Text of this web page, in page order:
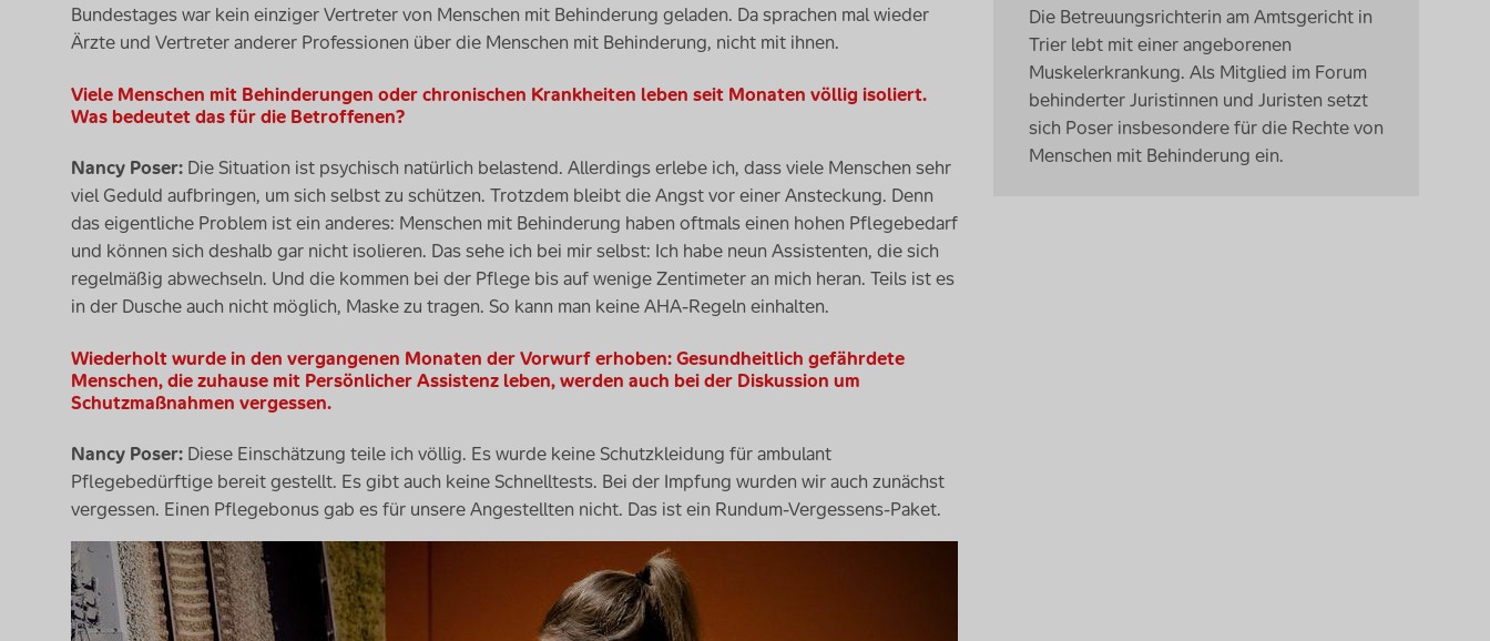
Bundestages war kein einziger Vertreter von Menschen mit Behinderung geladen. Da sprachen mal wieder
Ärzte und Vertreter anderer Professionen über die Menschen mit Behinderung, nicht mit ihnen.
Viele Menschen mit Behinderungen oder chronischen Krankheiten leben seit Monaten völlig isoliert.
Was bedeutet das für die Betroffenen?
Nancy Poser: Die Situation ist psychisch natürlich belastend. Allerdings erlebe ich, dass viele Menschen sehr
viel Geduld aufbringen, um sich selbst zu schützen. Trotzdem bleibt die Angst vor einer Ansteckung. Denn
das eigentliche Problem ist ein anderes: Menschen mit Behinderung haben oftmals einen hohen Pflegebedarf
und können sich deshalb gar nicht isolieren. Das sehe ich bei mir selbst: Ich habe neun Assistenten, die sich
regelmäßig abwechseln. Und die kommen bei der Pflege bis auf wenige Zentimeter an mich heran. Teils ist es
in der Dusche auch nicht möglich, Maske zu tragen. So kann man keine AHA-Regeln einhalten.
Wiederholt wurde in den vergangenen Monaten der Vorwurf erhoben: Gesundheitlich gefährdete
Menschen, die zuhause mit Persönlicher Assistenz leben, werden auch bei der Diskussion um
Schutzmaßnahmen vergessen.
Nancy Poser: Diese Einschätzung teile ich völlig. Es wurde keine Schutzkleidung für ambulant
Pflegebedürftige bereit gestellt. Es gibt auch keine Schnelltests. Bei der Impfung wurden wir auch zunächst
vergessen. Einen Pflegebonus gab es für unsere Angestellten nicht. Das ist ein Rundum-Vergessens-Paket.
Die Betreuungsrichterin am Amtsgericht in
Trier lebt mit einer angeborenen
Muskelerkrankung. Als Mitglied im Forum
behinderter Juristinnen und Juristen setzt
sich Poser insbesondere für die Rechte von
Menschen mit Behinderung ein.